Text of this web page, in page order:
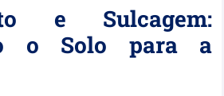
e Sulcagem:
o Solo para a